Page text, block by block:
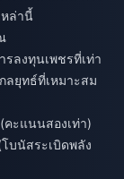
หล่านี้
ลงทุนเพชรที่เท่า
ลยุทธ์ที่เหมาะสม
ะแนนสองเท่า)
บนัสระเบิดพลัง